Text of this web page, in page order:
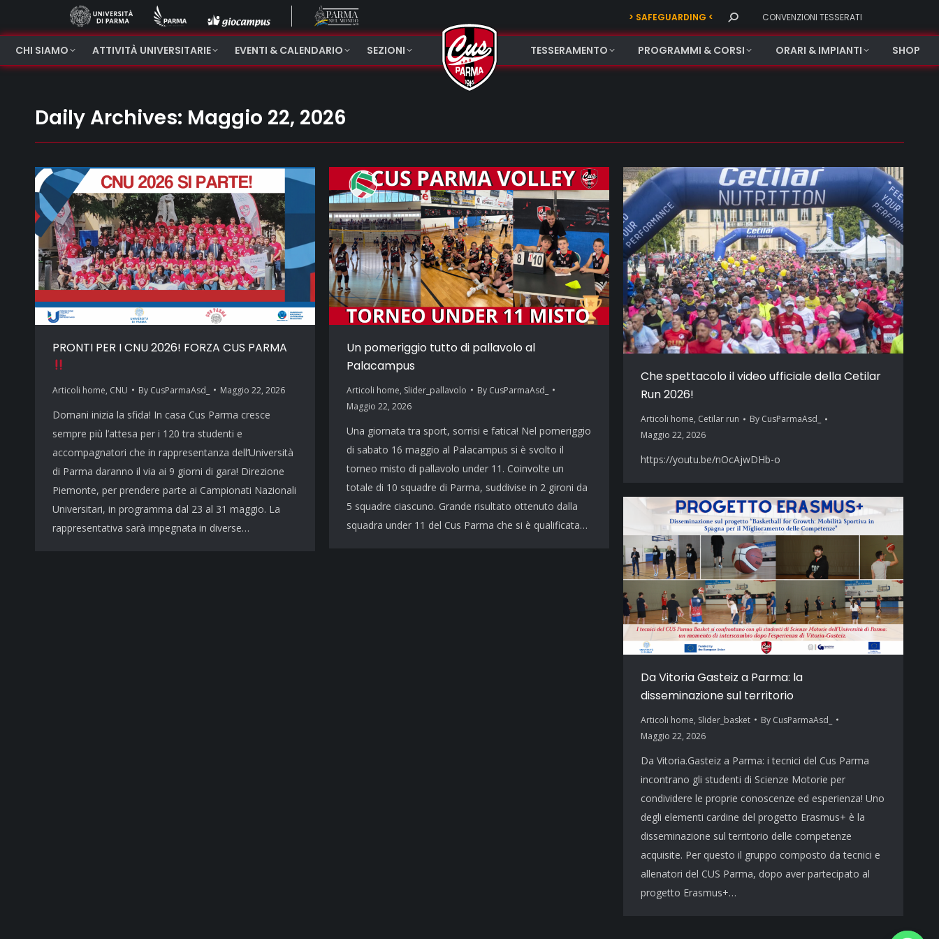
> SAFEGUARDING < Search: CONVENZIONI TESSERATI
CHI SIAMO ATTIVITÀ UNIVERSITARIE EVENTI & CALENDARIO SEZIONI TESSERAMENTO PROGRAMMI & CORSI ORARI & IMPIANTI SHOP
Daily Archives: Maggio 22, 2026
PRONTI PER I CNU 2026! FORZA CUS PARMA
Articoli home, CNU By CusParmaAsd_ Maggio 22, 2026
Domani inizia la sfida! In casa Cus Parma cresce
sempre più l’attesa per i 120 tra studenti e
accompagnatori che in rappresentanza dell’Università
di Parma daranno il via ai 9 giorni di gara! Direzione
Piemonte, per prendere parte ai Campionati Nazionali
Universitari, in programma dal 23 al 31 maggio. La
rappresentativa sarà impegnata in diverse…
Un pomeriggio tutto di pallavolo al
Palacampus
Articoli home, Slider_pallavolo By CusParmaAsd_
Maggio 22, 2026
Una giornata tra sport, sorrisi e fatica! Nel pomeriggio
di sabato 16 maggio al Palacampus si è svolto il
torneo misto di pallavolo under 11. Coinvolte un
totale di 10 squadre di Parma, suddivise in 2 gironi da
5 squadre ciascuno. Grande risultato ottenuto dalla
squadra under 11 del Cus Parma che si è qualificata…
Che spettacolo il video ufficiale della Cetilar
Run 2026!
Articoli home, Cetilar run By CusParmaAsd_
Maggio 22, 2026
https://youtu.be/nOcAjwDHb-o
Da Vitoria Gasteiz a Parma: la
disseminazione sul territorio
Articoli home, Slider_basket By CusParmaAsd_
Maggio 22, 2026
Da Vitoria.Gasteiz a Parma: i tecnici del Cus Parma
incontrano gli studenti di Scienze Motorie per
condividere le proprie conoscenze ed esperienza! Uno
degli elementi cardine del progetto Erasmus+ è la
disseminazione sul territorio delle competenze
acquisite. Per questo il gruppo composto da tecnici e
allenatori del CUS Parma, dopo aver partecipato al
progetto Erasmus+…